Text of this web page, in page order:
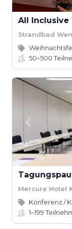
All Inclusive
Strandbad
50–500
Mercure Hotel
Konferenz /
1–199